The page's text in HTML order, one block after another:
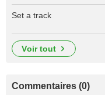
Set a track
voir tout
Commentaires (0)